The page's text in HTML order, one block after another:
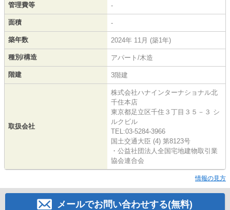
管理費等 -
面積 -
築年数 2024年 11月 (築1年)
種別/構造 アパート/木造
階建 3階建
取扱会社
株式会社ハナインターナショナル北
千住本店
東京都足立区千住３丁目３５－３ シ
ルクビル
TEL:03-5284-3966
国土交通大臣 (4) 第8123号
・公益社団法人全国宅地建物取引業
協会連合会
情報の見方
メールでお問い合わせする(無料)